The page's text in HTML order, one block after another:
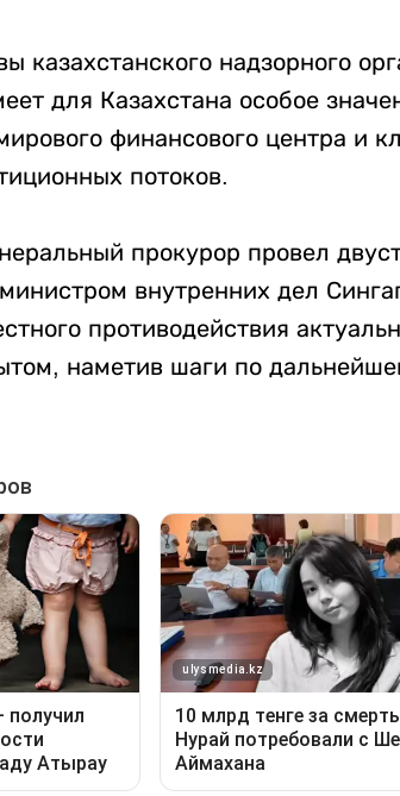
казахстанского надзорного
для Казахстана особое
финансового центра и
потоков.
прокурор провел
внутренних дел
противодействия
наметив шаги по